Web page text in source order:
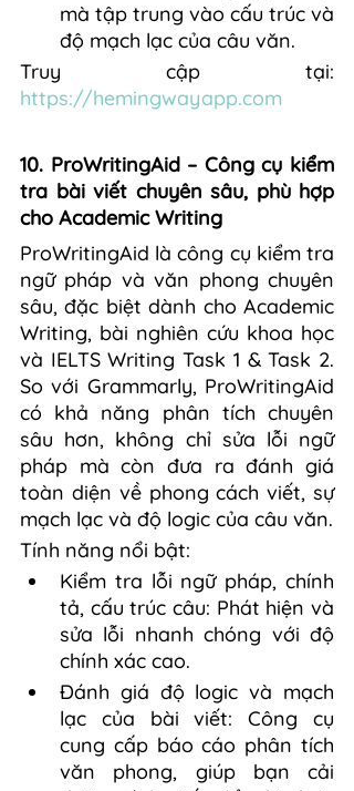
mà tập trung vào cấu trúc và
độ mạch lạc của câu văn.
https://hemingwayapp.com
10. ProWritingAid – Công cụ kiểm
tra bài viết chuyên sâu, phù hợp
cho Academic Writing
ProWritingAid là công cụ kiểm tra
ngữ pháp và văn phong chuyên
sâu, đặc biệt dành cho Academic
Writing, bài nghiên cứu khoa học
và IELTS Writing Task 1 & Task 2.
So với Grammarly, ProWritingAid
có khả năng phân tích chuyên
sâu hơn, không chỉ sửa lỗi ngữ
pháp mà còn đưa ra đánh giá
toàn diện về phong cách viết, sự
mạch lạc và độ logic của câu văn.
Tính năng nổi bật:
Kiểm tra lỗi ngữ pháp, chính
tả, cấu trúc câu: Phát hiện và
sửa lỗi nhanh chóng với độ
chính xác cao.
Đánh giá độ logic và mạch
lạc của bài viết: Công cụ
cung cấp báo cáo phân tích
văn phong, giúp bạn cải